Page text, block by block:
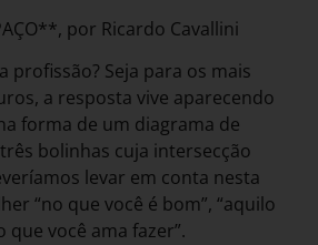
por Ricardo Cavallini
profissão? Seja para os mais
a resposta vive aparecendo
forma de um diagrama de
bolinhas cuja intersecção
levar em conta nesta
“no que você é bom”, “aquilo
que você ama fazer”.